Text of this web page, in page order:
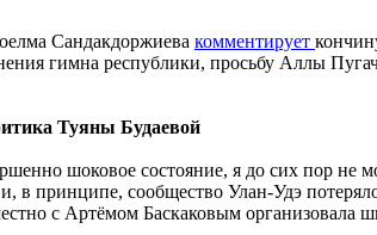
Сандакдоржиева комментирует
гимна республики, просьбу Аллы
Туяны Будаевой
шоковое состояние, я до сих пор не
в принципе, сообщество Улан-Удэ
с Артёмом Баскаковым